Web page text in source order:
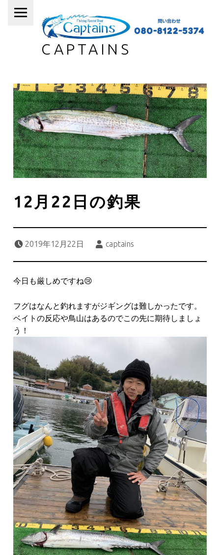
CAPTAINS
12月22日の釣果
2019年12月22日
captains
今日も厳しめですね😢
フグはなんと釣れますがジギングは難しかったです。
ベイトの反応や鳥山はあるのでこの先に期待しましょ
う！